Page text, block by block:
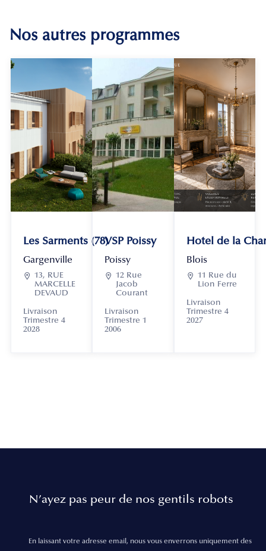
Nos autres programmes
Les Sarments (78)
Gargenville
 13, RUE
MARCELLE
DEVAUD
Livraison
Trimestre 4
2028
VSP Poissy
Poissy
 12 Rue
Jacob
Courant
Livraison
Trimestre 1
2006
Hotel de la
Blois
 11 Rue du
Lion Ferre
Livraison
Trimestre 4
2027
N’ayez pas peur de nos gentils robots
En laissant votre adresse email, nous vous enverrons uniquement des